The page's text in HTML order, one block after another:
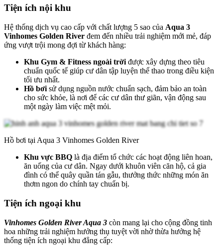
Tiện ích nội khu
Hệ thống dịch vụ cao cấp với chất lượng 5 sao của Aqua 3
Vinhomes Golden River đem đến nhiều trải nghiệm mới mẻ, đáp
ứng vượt trội mong đợi từ khách hàng:
Khu Gym & Fitness ngoài trời được xây dựng theo tiêu
chuẩn quốc tế giúp cư dân tập luyện thể thao trong điều kiện
tối ưu nhất.
Hồ bơi sử dụng nguồn nước chuẩn sạch, đảm bảo an toàn
cho sức khỏe, là nơi để các cư dân thư giãn, vận động sau
một ngày làm việc mệt mỏi.
Hồ bơi tại Aqua 3 Vinhomes Golden River
Khu vực BBQ là địa điểm tổ chức các hoạt động liên hoan,
ăn uống của cư dân. Ngay dưới khuôn viên căn hộ, cả gia
đình có thể quây quần tán gẫu, thưởng thức những món ăn
thơm ngon do chính tay chuẩn bị.
Tiện ích ngoại khu
Vinhomes Golden River Aqua 3 còn mang lại cho cộng đồng tinh
hoa những trải nghiệm hưởng thụ tuyệt vời nhờ thừa hưởng hệ
thống tiện ích ngoại khu đẳng cấp: